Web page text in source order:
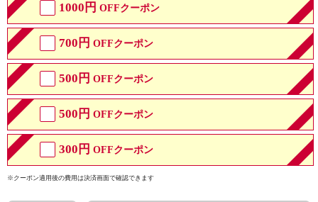
1000円 OFFクーポン
700円 OFFクーポン
500円 OFFクーポン
500円 OFFクーポン
300円 OFFクーポン
※クーポン適用後の費用は決済画面で確認できます